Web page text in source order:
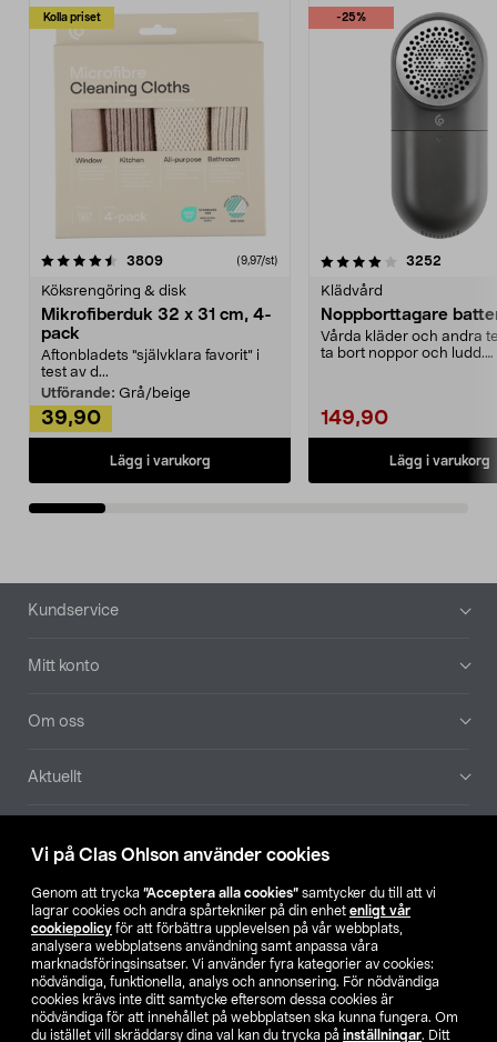
Vi på Clas Ohlson använder cookies
Genom att trycka ”Acceptera alla cookies” samtycker du till att vi
lagrar cookies och andra spårtekniker på din enhet enligt vår
cookiepolicy för att förbättra upplevelsen på vår webbplats,
analysera webbplatsens användning samt anpassa våra
marknadsföringsinsatser. Vi använder fyra kategorier av cookies:
nödvändiga, funktionella, analys och annonsering. För nödvändiga
cookies krävs inte ditt samtycke eftersom dessa cookies är
nödvändiga för att innehållet på webbplatsen ska kunna fungera. Om
du istället vill skräddarsy dina val kan du trycka på inställningar. Ditt
Kolla priset
3809recensioner (9,97/st)
Köksrengöring & disk
Mikrofiberduk 32 x 31 cm, 4-
pack
Aftonbladets "självklara favorit” i
test av d...
Utförande: Grå/beige
39,90
Lägg i varukorg
-25%
4.0av 5 stjärnor 3252
Klädvård
Noppborttagare
Vårda kläder och andra
ta bort noppor och ludd.
149,90
Lägg i varukorg
4.5av 5 stjärnor
Sidfot
Kundservice
Mitt konto
Om oss
Aktuellt
Hitta butik
SE NO FI